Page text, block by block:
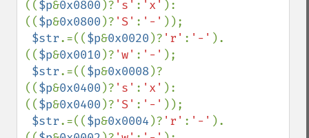
(($p&0x0800 )? 's' : 'x' ):
(($p&0x0800 )? 'S' : '-' ));
$str.=(($p&0x0020 )? 'r' : '-' ).
(($p&0x0010 )? 'w' : '-' );
$str.=(($p&0x0008)?
(($p&0x0400 )? 's' : 'x' ):
(($p&0x0400 )? 'S' : '-' ));
$str.=(($p&0x0004 )? 'r' : '-' ).